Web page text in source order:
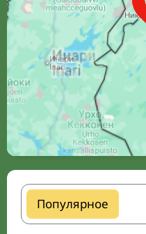
Популярное